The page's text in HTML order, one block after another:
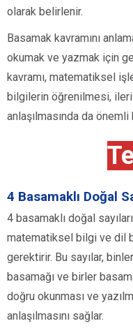
olarak belirlenir.
Basamak kavramını
okumak ve yazmak için
kavramı, matematiksel
bilgilerin öğrenilmesi, ileri
anlaşılmasında da önemli
4 Basamaklı Doğal
4 basamaklı doğal
matematiksel bilgi ve dil
gerektirir. Bu sayılar,
basamağı ve birler
doğru okunması ve
anlaşılmasını sağlar.